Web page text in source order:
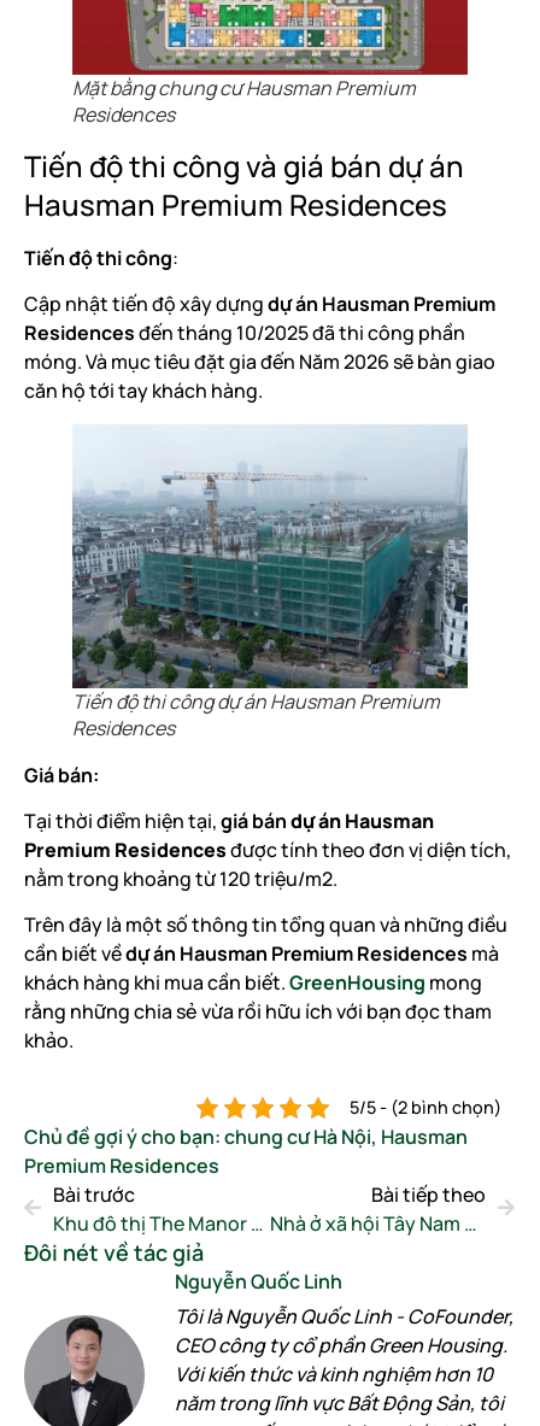
Mặt bằng chung cư Hausman Premium
Residences
Tiến độ thi công và giá bán dự án
Hausman Premium Residences
Tiến độ thi công:
Cập nhật tiến độ xây dựngdự án Hausman Premium
Residencesđến tháng 10/2025 đã thi công phần
móng. Và mục tiêu đặt gia đến Năm 2026 sẽ bàn giao
căn hộ tới tay khách hàng.
Tiến độ thi công dự án Hausman Premium
Residences
Giá bán:
Tại thời điểm hiện tại,giá bándự án Hausman
Premium Residencesđược tính theo đơn vị diện tích,
nằm trong khoảng từ 120 triệu/m2.
Trên đây là một số thông tin tổng quan và những điều
cần biết vềdự án Hausman Premium Residences mà
khách hàng khi mua cần biết.GreenHousing mong
rằng những chia sẻ vừa rồi hữu ích với bạn đọc tham
khảo.
5/5 - (2 bình chọn)
Chủ đề gợi ý cho bạn:chung cư Hà Nội, Hausman
Premium Residences
Bài trước
Khu đô thị The Manor Central Park – Mặt bằng và giá bán
Bài tiếp theo
Nhà ở xã hội Tây Nam Kim Giang – Mặt bằng & Giá bán
Đôi nét về tác giả
Nguyễn Quốc Linh
Tôi là Nguyễn Quốc Linh - CoFounder,
CEO công ty cổ phần Green Housing.
Với kiến thức và kinh nghiệm hơn 10
năm trong lĩnh vực Bất Động Sản, tôi